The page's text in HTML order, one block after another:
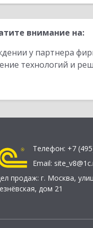
внимание на:
у партнера
технологий и
Телефон: +7
Email:
продаж: г. Москва,
дом 21